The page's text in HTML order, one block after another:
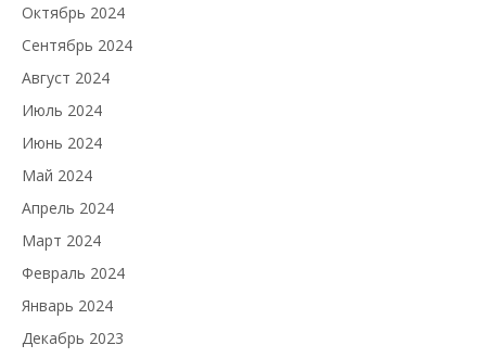
Октябрь 2024
Сентябрь 2024
Август 2024
Июль 2024
Июнь 2024
Май 2024
Апрель 2024
Март 2024
Февраль 2024
Январь 2024
Декабрь 2023